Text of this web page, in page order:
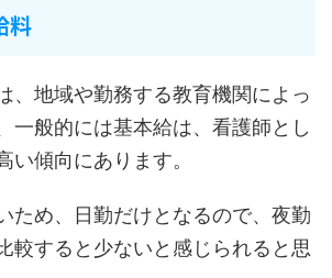
料
、地域や勤務する教育機関によっ
一般的には基本給は、看護師とし
い傾向にあります。
ため、日勤だけとなるので、夜勤
較すると少ないと感じられると思